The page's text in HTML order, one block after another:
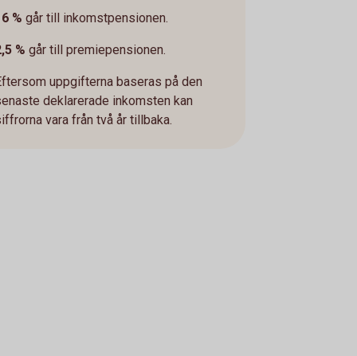
% går till inkomstpensionen.
% går till premiepensionen.
uppgifterna baseras på den
deklarerade inkomsten kan
vara från två år tillbaka.